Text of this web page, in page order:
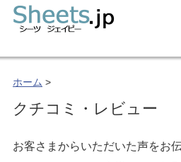
ホーム >
クチコミ・レビュー
お客さまからいただいた声をお